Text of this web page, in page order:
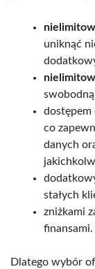
uniknąć
dostępem
co
danych
stałych
zniżkami
finansami.
Dlatego wybór